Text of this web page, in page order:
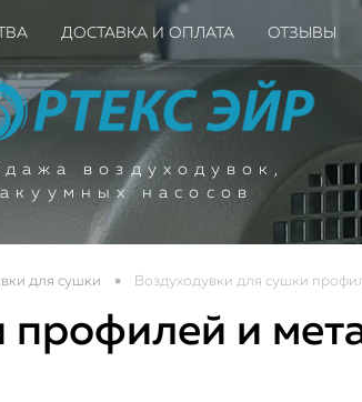
ДОСТАВКА И ОПЛАТА ОТЗЫВЫ
воздуходувок,
насосов
для сушки Воздуходувки для сушки
и